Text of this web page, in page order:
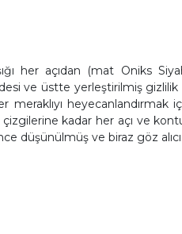
her açıdan (mat Oniks
ve üstte yerleştirilmiş gizlilik
heyecanlandırmak
çizgilerine kadar her açı ve
düşünülmüş ve biraz göz alıcı.